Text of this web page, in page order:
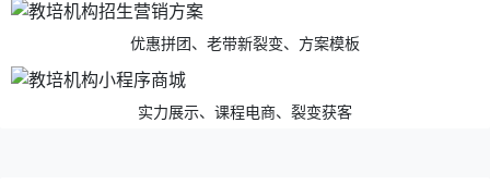
优惠拼团、老带新裂变、方案模板
实力展示、课程电商、裂变获客